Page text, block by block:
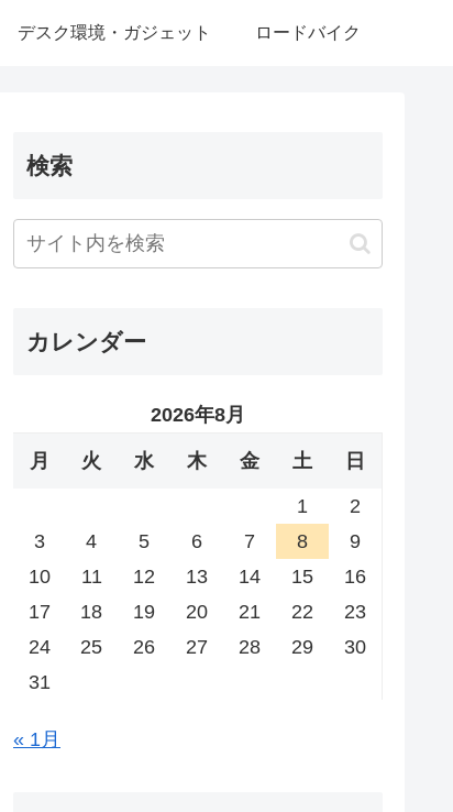
デスク環境・ガジェット ロードバイク
検索
カレンダー
2026年8月
月 火 水 木 金 土 日
1
2
3
4 5 6 7 8
9
10
11 12 13 14 15
16
17
18 19 20 21 22
23
24
25 26 27 28 29
30
31
« 1月